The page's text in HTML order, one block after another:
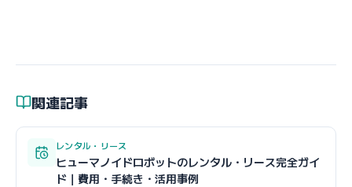
関連記事
レンタル・リース
ヒューマノイドロボットのレンタル・リース完全ガイ
ド｜費用・手続き・活用事例